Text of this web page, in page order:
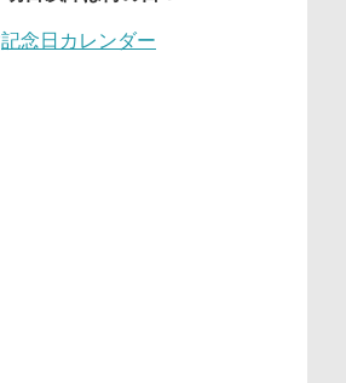
記念日カレンダー